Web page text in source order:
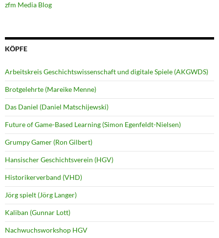
zfm Media Blog
KÖPFE
Arbeitskreis Geschichtswissenschaft und digitale Spiele (AKGWDS)
Brotgelehrte (Mareike Menne)
Das Daniel (Daniel Matschijewski)
Future of Game-Based Learning (Simon Egenfeldt-Nielsen)
Grumpy Gamer (Ron Gilbert)
Hansischer Geschichtsverein (HGV)
Historikerverband (VHD)
Jörg spielt (Jörg Langer)
Kaliban (Gunnar Lott)
Nachwuchsworkshop HGV